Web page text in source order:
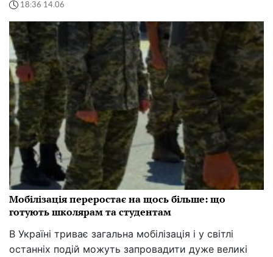
18:36 14.06
Мобілізація переростає на щось більше: що
готують школярам та студентам
В Україні триває загальна мобілізація і у світлі
останніх подій можуть запровадити дуже великі